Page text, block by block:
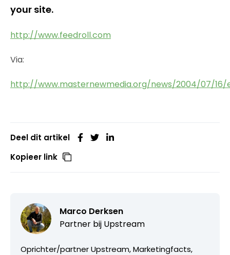
your site.
http://www.feedroll.com
Via:
http://www.masternewmedia.org/news/2004/07/
Deel dit artikel
Kopieer link
Marco Derksen
Partner bij Upstream
Oprichter/partner Upstream, Marketingfacts,